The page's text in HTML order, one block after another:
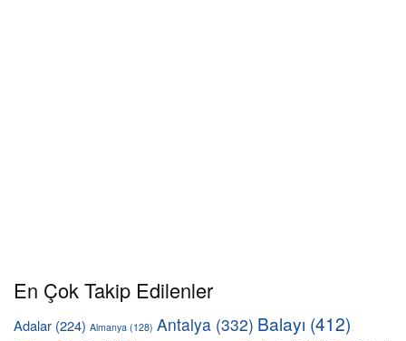
En Çok Takip Edilenler
Adalar (224) Almanya (128) Antalya (332) Balayı (412)